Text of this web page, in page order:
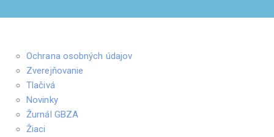
Ochrana osobných údajov
Zverejňovanie
Tlačivá
Novinky
Žurnál GBZA
Žiaci